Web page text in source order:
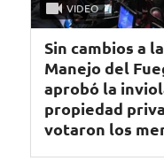
VIDEO
Sin cambios a
Manejo del
aprobó la
propiedad
votaron los